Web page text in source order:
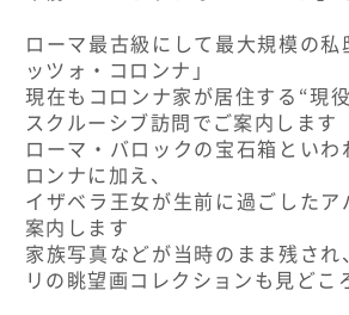
ローマ最古級にして最大規模の私
ッツォ・コロンナ」
現在もコロンナ家が居住する“現
スクルーシブ訪問でご案内します
ローマ・バロックの宝石箱といわ
ロンナに加え、
イザベラ王女が生前に過ごしたア
案内します
家族写真などが当時のまま残され
リの眺望画コレクションも見どこ